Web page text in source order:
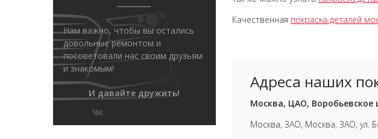
Качественная покраска деталей
Адреса наших
Москва, ЦАО, Воробьевское
Москва, ЗАО, Москва, ЗАО, ул.
Нам важно, чтобы вы остались
довольные ремонтом и
посоветовали нас своим друзьям
и знакомым!
И давайте дружить!